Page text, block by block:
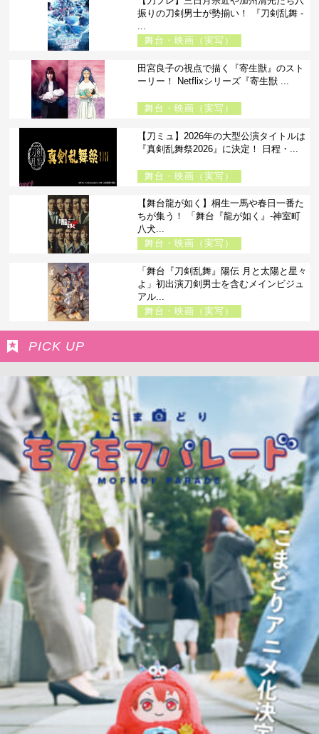
振りの刀剣男士が勢揃い！ 『刀剣乱舞 -
...
舞台・映画（実写）
田宮良子の視点で描く『寄生獣』のスト
ーリー！ Netflixシリーズ『寄生獣 ...
舞台・映画（実写）
【刀ミュ】2026年の大型公演タイトルは
『真剣乱舞祭2026』に決定！ 日程・...
舞台・映画（実写）
【舞台龍が如く】桐生一馬や春日一番た
ちが集う！ 「舞台『龍が如く』-神室町
八犬...
舞台・映画（実写）
「舞台『刀剣乱舞』陽伝 月と太陽と星々
よ」初出演刀剣男士を含むメインビジュ
アル...
舞台・映画（実写）
PICK UP